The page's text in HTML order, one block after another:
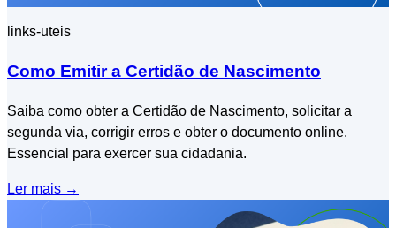
links-uteis
Como Emitir a Certidão de Nascimento
Saiba como obter a Certidão de Nascimento, solicitar a
segunda via, corrigir erros e obter o documento online.
Essencial para exercer sua cidadania.
Ler mais →